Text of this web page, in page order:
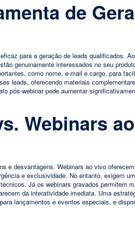
de
para a geração de leads qualificados.
genuinamente interessados no seu
como nome, e-mail e cargo, para
leads, oferecendo materiais
pós-webinar pode aumentar
Webinars ao
e desvantagens. Webinars ao vivo
e exclusividade. No entanto, exigem
Já os webinars gravados permitem
da interatividade imediata. Uma
lançamentos e eventos especiais, e